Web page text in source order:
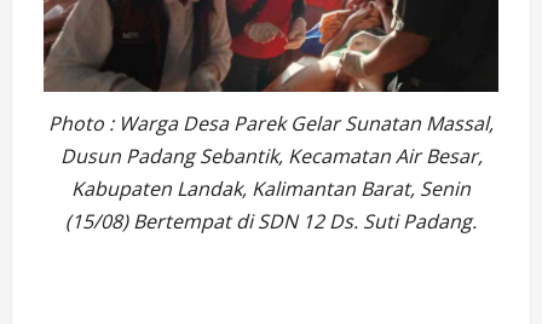
Photo : Warga Desa Parek Gelar Sunatan Massal,
Dusun Padang Sebantik, Kecamatan Air Besar,
Kabupaten Landak, Kalimantan Barat, Senin
(15/08) Bertempat di SDN 12 Ds. Suti Padang.